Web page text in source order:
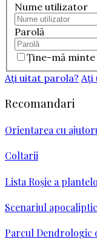
Nume utilizator
Parolă
Ţine-mă minte
Aţi uitat parola? Aţi
Recomandari
Orientarea cu
Coltarii
Lista Roșie a
Scenariul
Parcul Dendrologic